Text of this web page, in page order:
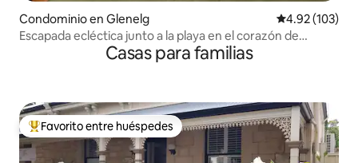
Condominio en Glenelg Calificación
4.92 (103)
Escapada ecléctica junto a la playa en el corazón de
Casas para familias
De los mejores en Favorito entre huéspedes
Favorito entre huéspedes